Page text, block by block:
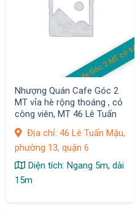
Cafe Góc 2 MT có sân
Nhượng Quán Cafe Góc 2
MT vỉa hè rộng thoáng , có
công viên, MT 46 Lê Tuấn
Địa chỉ: 46 Lê Tuấn Mậu,
phường 13, quận 6
Diện tích: Ngang 5m, dài
15m